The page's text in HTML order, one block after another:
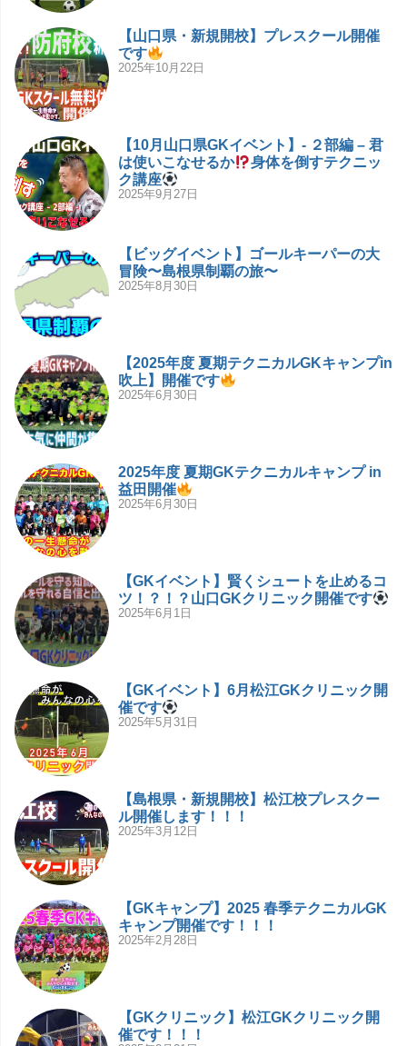
【山口県・新規開校】プレスクール開催
です
2025年10月22日
【10月山口県GKイベント】- ２部編 – 君
は使いこなせるか
身体を倒すテクニッ
ク講座
2025年9月27日
【ビッグイベント】ゴールキーパーの大
冒険〜島根県制覇の旅〜
2025年8月30日
【2025年度 夏期テクニカルGKキャンプin
吹上】開催です
2025年6月30日
2025年度 夏期GKテクニカルキャンプ in
益田開催
2025年6月30日
【GKイベント】賢くシュートを止めるコ
ツ！？！？山口GKクリニック開催です
2025年6月1日
【GKイベント】6月松江GKクリニック開
催です
2025年5月31日
【島根県・新規開校】松江校プレスクー
ル開催します！！！
2025年3月12日
【GKキャンプ】2025 春季テクニカルGK
キャンプ開催です！！！
2025年2月28日
【GKクリニック】松江GKクリニック開
催です！！！